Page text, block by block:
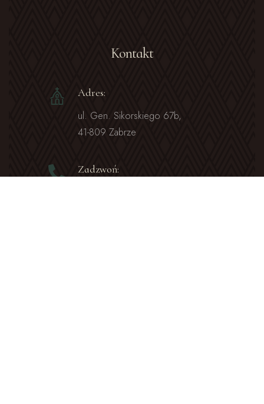
Kontakt
Adres:
ul. Gen. Sikorskiego 67b,
41-809 Zabrze
Zadzwoń: